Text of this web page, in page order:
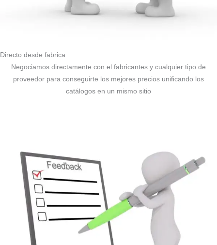
Directo desde fabrica
Negociamos directamente con el fabricantes y cualquier tipo de
proveedor para conseguirte los mejores precios unificando los
catálogos en un mismo sitio